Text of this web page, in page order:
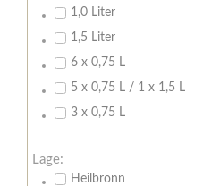
1,0 Liter
1,5 Liter
6 x 0,75 L
5 x 0,75 L / 1 x 1,5 L
3 x 0,75 L
Lage:
Heilbronn